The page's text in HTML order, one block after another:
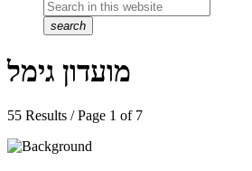
search
מועדון גימל
55 Results / Page 1 of 7